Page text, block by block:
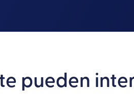
pueden